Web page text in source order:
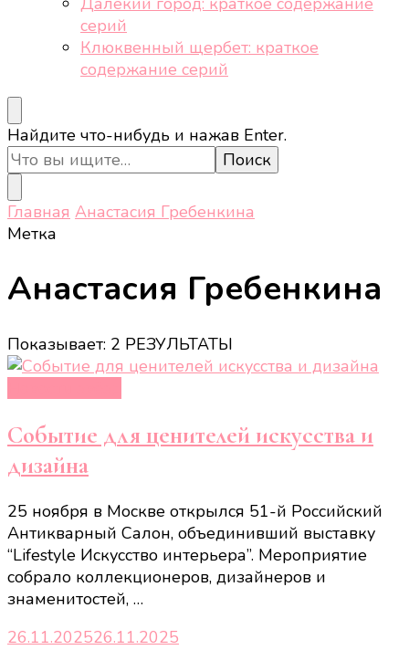
серий
Клюквенный щербет: краткое
содержание серий
Ищите
что-
то?
Найдите что-нибудь и нажав Enter.
Главная Анастасия Гребенкина
Метка
Анастасия Гребенкина
Показывает: 2 РЕЗУЛЬТАТЫ
Событие для ценителей искусства и
дизайна
25 ноября в Москве открылся 51-й Российский
Антикварный Салон, объединивший выставку
“Lifestyle Искусство интерьера”. Мероприятие
собрало коллекционеров, дизайнеров и
знаменитостей, …
26.11.202526.11.2025